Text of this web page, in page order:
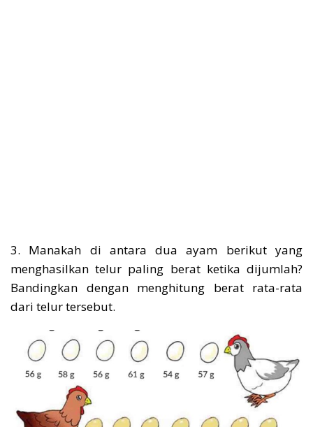
3. Manakah di antara dua ayam berikut yang
menghasilkan telur paling berat ketika dijumlah?
Bandingkan dengan menghitung berat rata-rata
dari telur tersebut.